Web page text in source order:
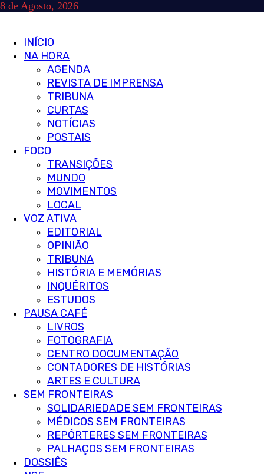
Skip
8 de Agosto, 2026
Primary
Menu
INÍCIO
NA HORA
AGENDA
REVISTA DE IMPRENSA
TRIBUNA
CURTAS
NOTÍCIAS
POSTAIS
FOCO
TRANSIÇÕES
MUNDO
MOVIMENTOS
LOCAL
VOZ ATIVA
EDITORIAL
OPINIÃO
TRIBUNA
HISTÓRIA E MEMÓRIAS
INQUÉRITOS
ESTUDOS
PAUSA CAFÉ
LIVROS
FOTOGRAFIA
CENTRO DOCUMENTAÇÃO
CONTADORES DE HISTÓRIAS
ARTES E CULTURA
SEM FRONTEIRAS
SOLIDARIEDADE SEM FRONTEIRAS
MÉDICOS SEM FRONTEIRAS
REPÓRTERES SEM FRONTEIRAS
PALHAÇOS SEM FRONTEIRAS
DOSSIÊS